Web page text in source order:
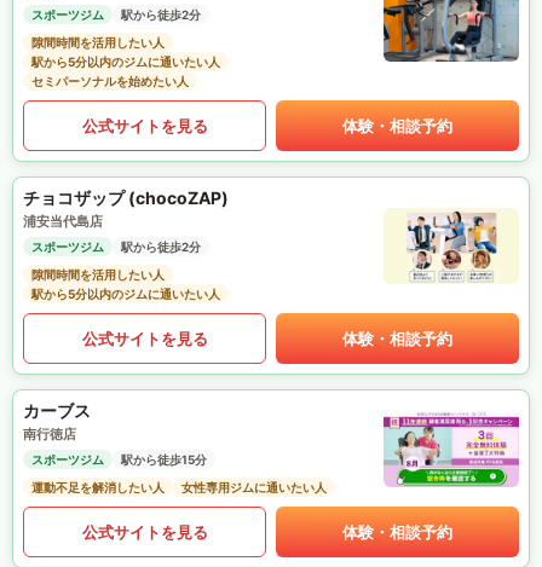
スポーツジム
駅から徒歩2分
隙間時間を活用したい人
駅から5分以内のジムに通いたい人
セミパーソナルを始めたい人
公式サイトを見る 体験・相談予約
チョコザップ (chocoZAP)
浦安当代島店
スポーツジム
駅から徒歩2分
隙間時間を活用したい人
駅から5分以内のジムに通いたい人
公式サイトを見る 体験・相談予約
カーブス
南行徳店
スポーツジム
駅から徒歩15分
運動不足を解消したい人
女性専用ジムに通いたい人
公式サイトを見る 体験・相談予約